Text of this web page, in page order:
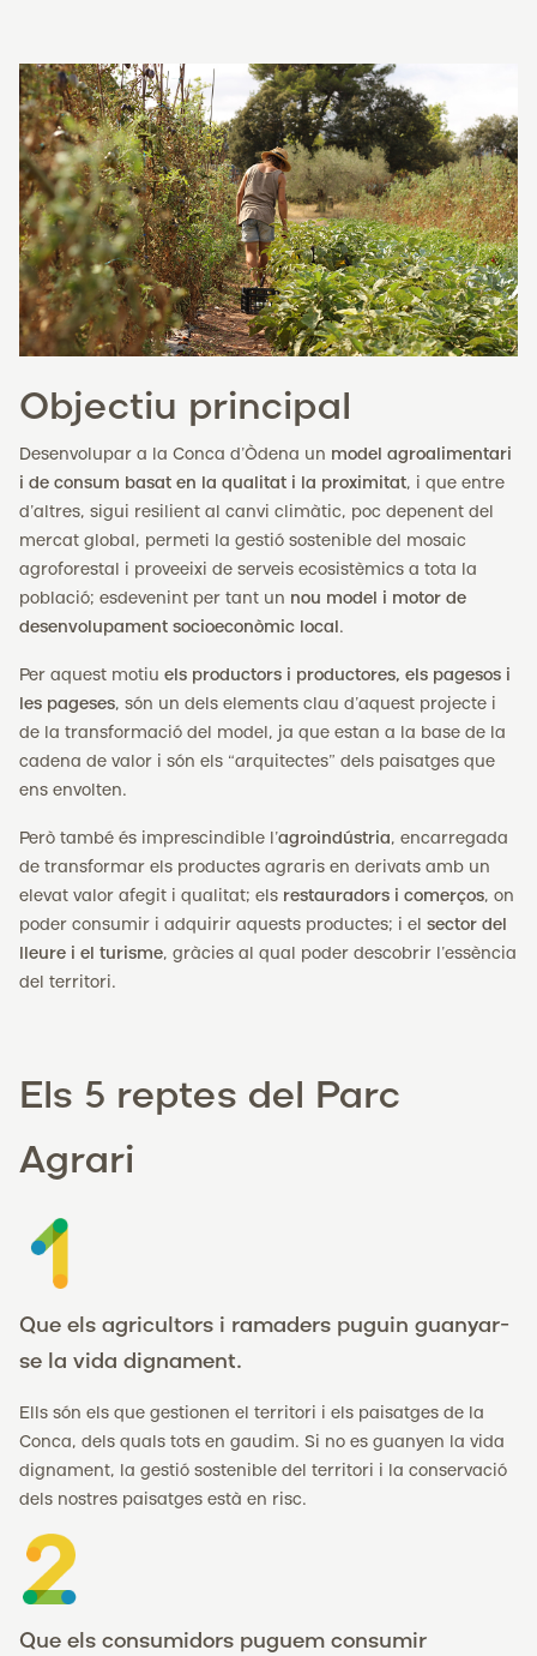
Objectiu principal
Desenvolupar a la Conca d’Òdena un model agroalimentari
i de consum basat en la qualitat i la proximitat, i que entre
d’altres, sigui resilient al canvi climàtic, poc depenent del
mercat global, permeti la gestió sostenible del mosaic
agroforestal i proveeixi de serveis ecosistèmics a tota la
població; esdevenint per tant un nou model i motor de
desenvolupament socioeconòmic local .
Per aquest motiu els productors i productores, els pagesos i
les pageses, són un dels elements clau d’aquest projecte i
de la transformació del model, ja que estan a la base de la
cadena de valor i són els “arquitectes” dels paisatges que
ens envolten.
Però també és imprescindible l’agroindústria, encarregada
de transformar els productes agraris en derivats amb un
elevat valor afegit i qualitat; els restauradors i comerços, on
poder consumir i adquirir aquests productes; i el sector del
lleure i el turisme, gràcies al qual poder descobrir l’essència
del territori.
Els 5 reptes del Parc
Agrari
Que els agricultors i ramaders puguin guanyar-
se la vida dignament.
Ells són els que gestionen el territori i els paisatges de la
Conca, dels quals tots en gaudim. Si no es guanyen la vida
dignament, la gestió sostenible del territori i la conservació
dels nostres paisatges està en risc.
Que els consumidors puguem consumir